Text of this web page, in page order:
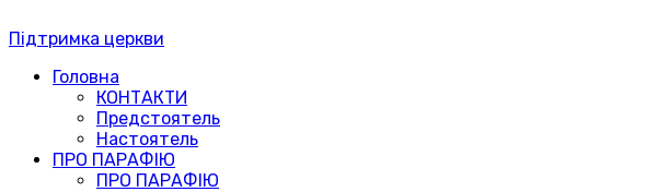
Підтримка церкви
Головна
КОНТАКТИ
Предстоятель
Настоятель
ПРО ПАРАФІЮ
ПРО ПАРАФІЮ